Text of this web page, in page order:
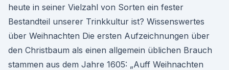
heute in seiner Vielzahl von Sorten ein fester
Bestandteil unserer Trinkkultur ist? Wissenswertes
über Weihnachten Die ersten Aufzeichnungen über
den Christbaum als einen allgemein üblichen Brauch
stammen aus dem Jahre 1605: „Auff Weihnachten